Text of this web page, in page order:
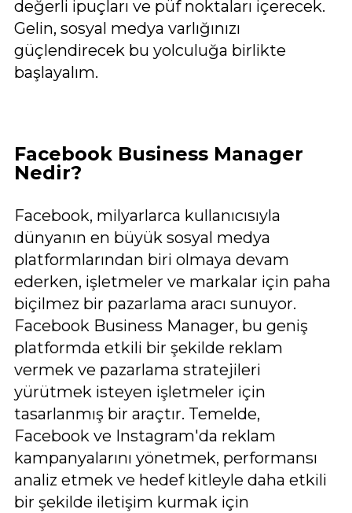
değerli ipuçları ve püf noktaları içerecek.
Gelin, sosyal medya varlığınızı
güçlendirecek bu yolculuğa birlikte
başlayalım.
Facebook Business Manager
Nedir?
Facebook, milyarlarca kullanıcısıyla
dünyanın en büyük sosyal medya
platformlarından biri olmaya devam
ederken, işletmeler ve markalar için paha
biçilmez bir pazarlama aracı sunuyor.
Facebook Business Manager, bu geniş
platformda etkili bir şekilde reklam
vermek ve pazarlama stratejileri
yürütmek isteyen işletmeler için
tasarlanmış bir araçtır. Temelde,
Facebook ve Instagram'da reklam
kampanyalarını yönetmek, performansı
analiz etmek ve hedef kitleyle daha etkili
bir şekilde iletişim kurmak için